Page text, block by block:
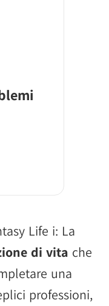
Life i: La
di vita che
una
professioni,